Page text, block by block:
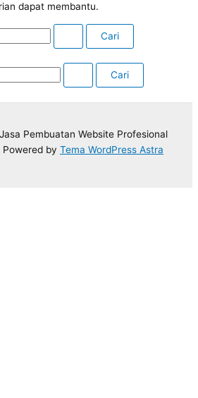
dapat membantu.
Pembuatan Website Profesional
by Tema WordPress Astra